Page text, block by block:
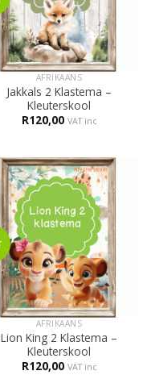
AFRIKAANS
Jakkals 2 Klastema –
Kleuterskool
R120,00 VAT inc
AFRIKAANS
Lion King 2 Klastema –
Kleuterskool
R120,00 VAT inc